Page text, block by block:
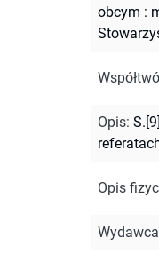
obcym :
Opis:
Opis
Wydawca